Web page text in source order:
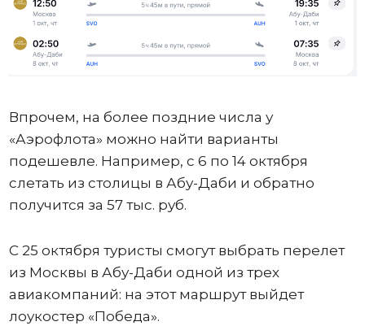
Впрочем, на более поздние числа у
«Аэрофлота» можно найти варианты
подешевле. Например, с 6 по 14 октября
слетать из столицы в Абу-Даби и обратно
получится за 57 тыс. руб.
С 25 октября туристы смогут выбрать перелет
из Москвы в Абу-Даби одной из трех
авиакомпаний: на этот маршрут выйдет
лоукостер «Победа».